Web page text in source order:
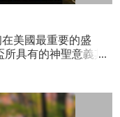
美國最重要的盛
所具有的神聖意義其
韓國與墨西哥。理
的總決賽不是應該觀
開始在過農曆年的